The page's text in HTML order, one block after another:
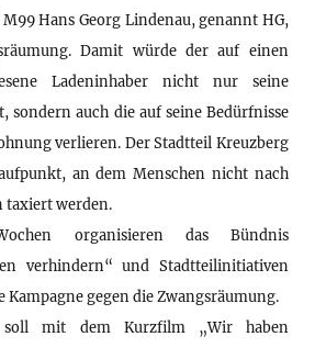
Hans Georg Lindenau, genannt HG,
Damit würde der auf einen
Ladeninhaber nicht nur seine
sondern auch die auf seine Bedürfnisse
verlieren. Der Stadtteil Kreuzberg
an dem Menschen nicht nach
taxiert werden.
organisieren das Bündnis
verhindern“ und Stadtteilinitiativen
Kampagne gegen die Zwangsräumung.
soll mit dem Kurzfilm „Wir haben